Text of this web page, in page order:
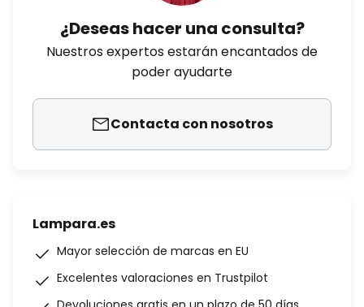
¿Deseas hacer una consulta?
Nuestros expertos estarán encantados de
poder ayudarte
Contacta con nosotros
Lampara.es
Mayor selección de marcas en EU
Excelentes valoraciones en Trustpilot